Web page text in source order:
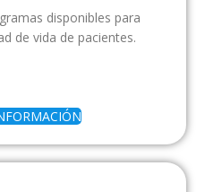
disponibles para
de vida de pacientes.